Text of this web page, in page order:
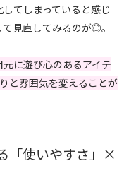
てしまっていると感じ
見直してみるのが◎。
に遊び心のあるアイテ
と雰囲気を変えることが
「使いやすさ」×